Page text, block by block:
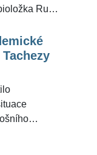
Ruth
mít
prodělali a
a
naší
která